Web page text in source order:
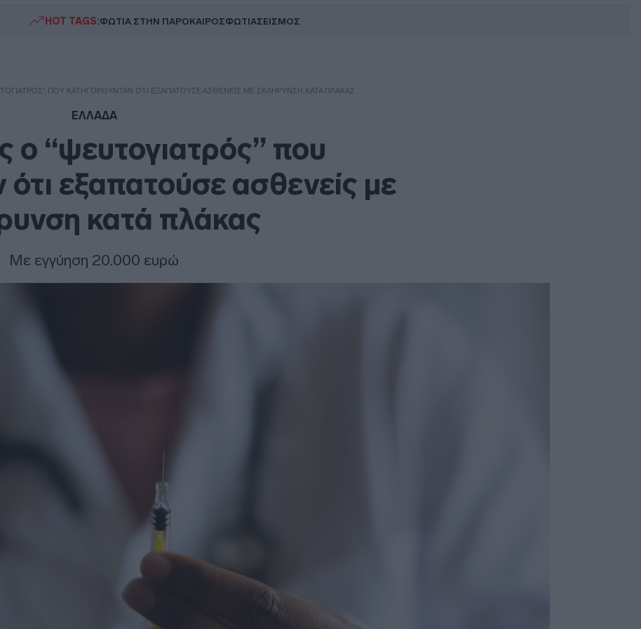
HOT TAGS:ΦΩΤΙΑ ΣΤΗΝ ΠΑΡΟΚΑΙΡΟΣΦΩΤΙΑΣΕΙΣΜΟΣ
ΠΟΥ ΚΑΤΗΓΟΡΟΎΝΤΑΝ ΌΤΙ ΕΞΑΠΑΤΟΎΣΕ ΑΣΘΕΝΕΊΣ ΜΕ ΣΚΛΉΡΥΝΣΗ ΚΑΤΆ ΠΛΆΚΑΣ
ΕΛΛΑΔΑ
ο “ψευτογιατρός” που
εξαπατούσε ασθενείς με
κατά πλάκας
Με εγγύηση 20.000 ευρώ